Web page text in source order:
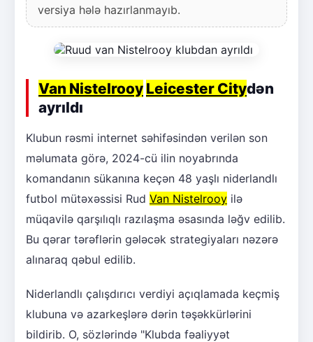
versiya hələ hazırlanmayıb.
Van Nistelrooy Leicester Citydən
ayrıldı
Klubun rəsmi internet səhifəsindən verilən son
məlumata görə, 2024-cü ilin noyabrında
komandanın sükanına keçən 48 yaşlı niderlandlı
futbol mütəxəssisi Rud Van Nistelrooy ilə
müqavilə qarşılıqlı razılaşma əsasında ləğv edilib.
Bu qərar tərəflərin gələcək strategiyaları nəzərə
alınaraq qəbul edilib.
Niderlandlı çalışdırıcı verdiyi açıqlamada keçmiş
klubuna və azarkeşlərə dərin təşəkkürlərini
bildirib. O, sözlərində "Klubda fəaliyyət